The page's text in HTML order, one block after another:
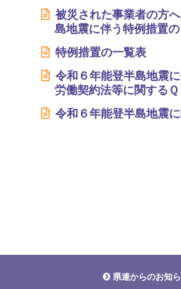
被災された事業者の方
島地震に伴う特例措置の
特例措置の一覧表
令和６年能登半島地震
労働契約法等に関するＱ
令和６年能登半島地震
県連からのお知